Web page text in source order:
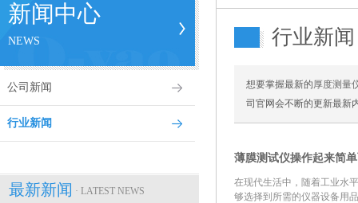
新闻中心
NEWS
公司新闻
行业新闻
最新新闻 · LATEST NEWS
行业新闻
想要掌握最新的厚度测量
司官网会不断的更新最新
薄膜测试仪操作起来简
在现代生活中，随着工业水
够选择到所需的仪器设备用